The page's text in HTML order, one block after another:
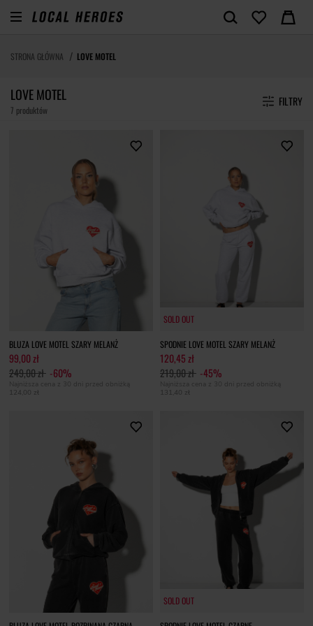
STRONA GŁÓWNA LOVE MOTEL
LOVE MOTEL
7 produktów
FILTRY
BLUZA LOVE MOTEL SZARY MELANŻ
99,00 zł
249,00 zł -60%
Najniższa cena z 30 dni przed obniżką
124,00 zł
SOLD OUT
SOLD OUT
SPODNIE LOVE MOTEL SZARY MELANŻ
120,45 zł
219,00 zł -45%
Najniższa cena z 30 dni przed obniżką
131,40 zł
SOLD OUT
SOLD OUT